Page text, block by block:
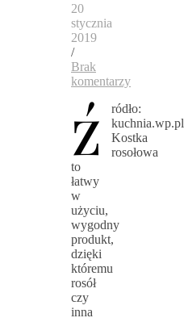
20
stycznia
2019
/
Brak
komentarzy
ź
ródło:
kuchnia.wp.pl
Kostka
rosołowa
to
łatwy
w
użyciu,
wygodny
produkt,
dzięki
któremu
rosół
czy
inna